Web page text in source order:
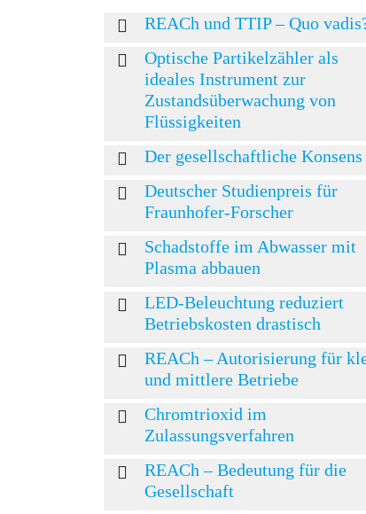
REACh und TTIP – Quo
Optische Partikelzähler als
ideales Instrument zur
Zustandsüberwachung von
Flüssigkeiten
Der gesellschaftliche Konsens
Deutscher Studienpreis für
Fraunhofer-Forscher
Schadstoffe im Abwasser mit
Plasma abbauen
LED-Beleuchtung reduziert
Betriebskosten drastisch
REACh – Autorisierung für
und mittlere Betriebe
Chromtrioxid im
Zulassungsverfahren
REACh – Bedeutung für die
Gesellschaft